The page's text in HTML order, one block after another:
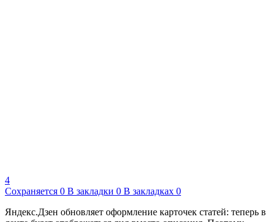
4
Сохраняется 0 В закладки 0 В закладках 0
Яндекс.Дзен обновляет оформление карточек статей: теперь в